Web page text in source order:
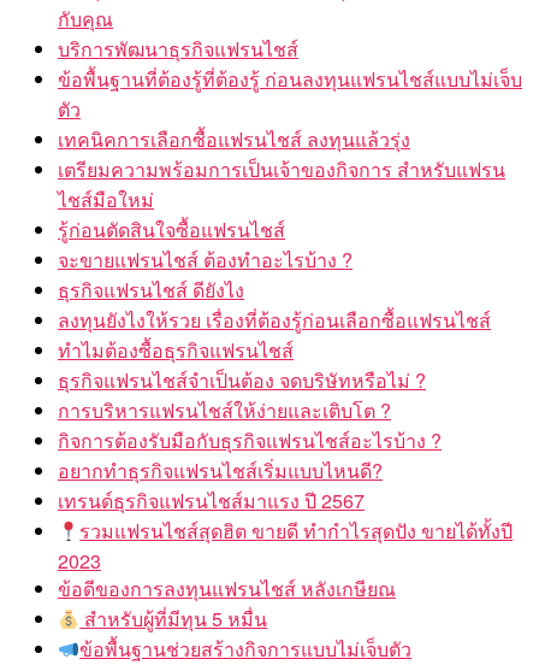
กับคุณ
บริการพัฒนาธุรกิจแฟรนไชส์
ข้อพื้นฐานที่ต้องรู้ที่ต้องรู้ ก่อนลงทุนแฟรนไชส์แบบไม่เจ็บ
ตัว
เทคนิคการเลือกซื้อแฟรนไชส์ ลงทุนแล้วรุ่ง
เตรียมความพร้อมการเป็นเจ้าของกิจการ สำหรับแฟรน
ไชส์มือใหม่
รู้ก่อนตัดสินใจซื้อแฟรนไชส์
จะขายแฟรนไชส์ ต้องทำอะไรบ้าง ?
ธุรกิจแฟรนไชส์ ดียังไง
ลงทุนยังไงให้รวย เรื่องที่ต้องรู้ก่อนเลือกซื้อแฟรนไชส์
ทำไมต้องซื้อธุรกิจแฟรนไชส์
ธุรกิจแฟรนไชส์จำเป็นต้อง จดบริษัทหรือไม่ ?
การบริหารแฟรนไชส์ให้ง่ายและเติบโต ?
กิจการต้องรับมือกับธุรกิจแฟรนไชส์อะไรบ้าง ?
อยากทำธุรกิจแฟรนไชส์เริ่มแบบไหนดี?
เทรนด์ธุรกิจแฟรนไชส์มาแรง ปี 2567
รวมแฟรนไชส์สุดฮิต ขายดี ทำกำไรสุดปัง ขายได้ทั้งปี
2023
ข้อดีของการลงทุนแฟรนไชส์ หลังเกษียณ
สำหรับผู้ที่มีทุน 5 หมื่น
ข้อพื้นฐานช่วยสร้างกิจการแบบไม่เจ็บตัว